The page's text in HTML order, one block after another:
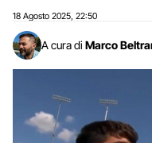
18 Agosto 2025 22:50
A cura di Marco